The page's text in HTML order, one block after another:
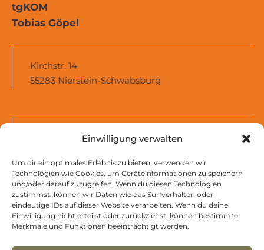
Einwilligung verwalten
Um dir ein optimales Erlebnis zu bieten, verwenden wir
Technologien wie Cookies, um Geräteinformationen zu speichern
und/oder darauf zuzugreifen. Wenn du diesen Technologien
zustimmst, können wir Daten wie das Surfverhalten oder
eindeutige IDs auf dieser Website verarbeiten. Wenn du deine
Einwilligung nicht erteilst oder zurückziehst, können bestimmte
Merkmale und Funktionen beeinträchtigt werden.
tgKOM
Tobias Göpel
Kirchstr. 14
55283 Nierstein-Schwabsburg
+49 170 5554222
Impressum
Datenschutzhinweise